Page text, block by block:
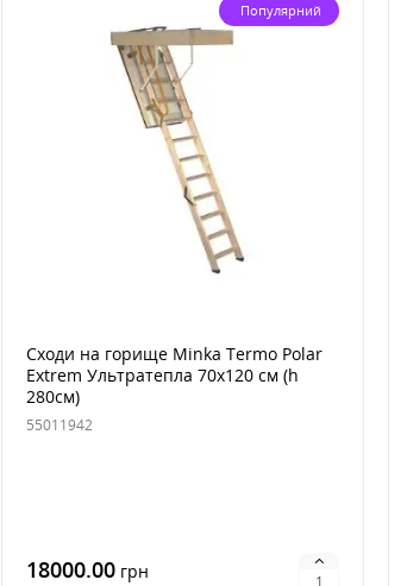
Популярний
Сходи на горище Minka Termo Polar
Extrem Ультратепла 70х120 см (h
280см)
55011942
18000.00 грн